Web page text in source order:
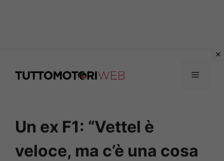
Menu
Un ex F1: “Vettel è
veloce, ma c’è una cosa